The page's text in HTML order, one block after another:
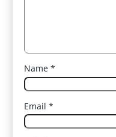
Name*
Email*